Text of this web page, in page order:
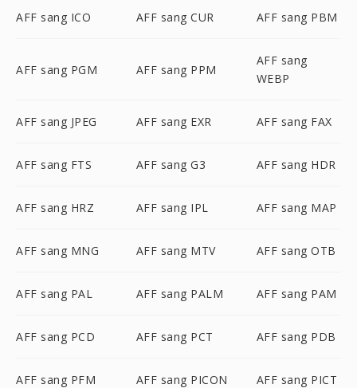
AFF sang ICO AFF sang CUR AFF sang PBM
AFF sang PGM AFF sang PPM
AFF sang
WEBP
AFF sang JPEG AFF sang EXR AFF sang FAX
AFF sang FTS AFF sang G3 AFF sang HDR
AFF sang HRZ AFF sang IPL AFF sang MAP
AFF sang MNG AFF sang MTV AFF sang OTB
AFF sang PAL AFF sang PALM AFF sang PAM
AFF sang PCD AFF sang PCT AFF sang PDB
AFF sang PFM AFF sang PICON AFF sang PICT